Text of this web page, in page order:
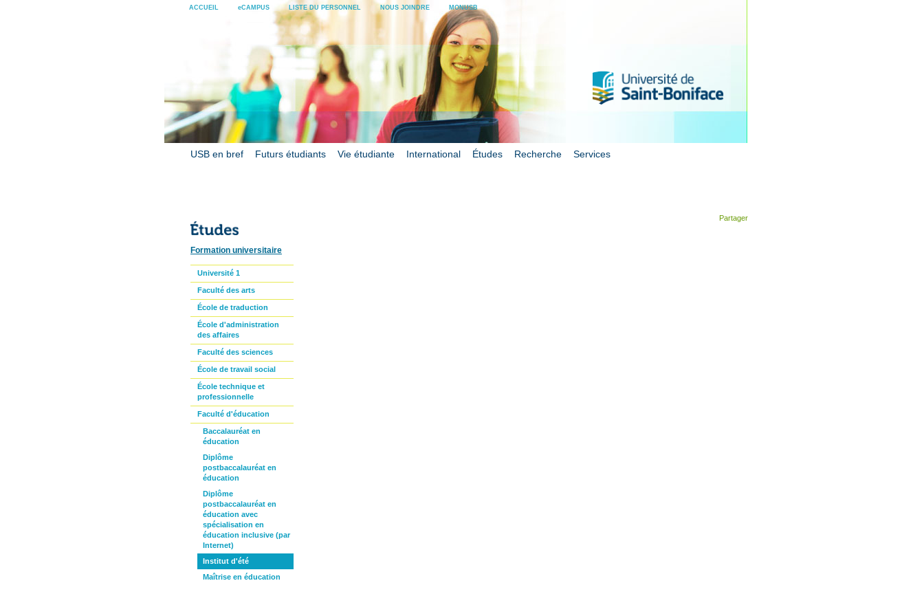
ACCUEIL eCAMPUS LISTE DU PERSONNEL NOUS JOINDRE MONUSB
USB en bref Futurs étudiants Vie étudiante International Études Recherche Services
Partager
Formation universitaire
Université 1
Faculté des arts
École de traduction
École d'administration
des affaires
Faculté des sciences
École de travail social
École technique et
professionnelle
Faculté d'éducation
Baccalauréat en
éducation
Diplôme
postbaccalauréat en
éducation
Diplôme
postbaccalauréat en
éducation avec
spécialisation en
éducation inclusive (par
Internet)
Institut d'été
Maîtrise en éducation